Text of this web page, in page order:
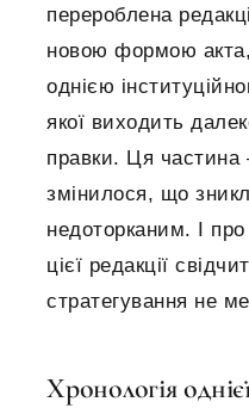
перероблена
новою формою
однією
якої виходить
правки. Ця
змінилося, що
недоторканим. І
цієї редакції
стратегування не
Хронологія